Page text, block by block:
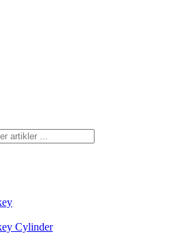
Cylinder